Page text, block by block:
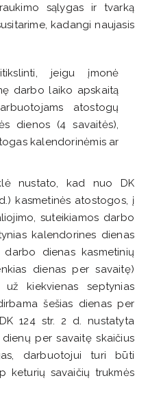
sąlygas ir tvarką
kadangi naujasis
jeigu įmonė
darbo laiko apskaitą
atostogų
dienos (4 savaitės),
kalendorinėmis ar
nustato, kad nuo DK
kasmetinės atostogos, į
suteikiamos darbo
kalendorines dienas
dienas kasmetinių
dienas per savaitę)
kiekvienas septynias
šešias dienas per
124 str. 2 d. nustatyta
per savaitę skaičius
darbuotojui turi būti
keturių savaičių trukmės